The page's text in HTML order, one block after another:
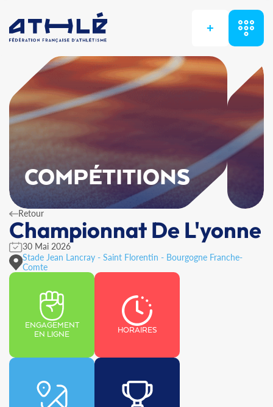
+
COMPÉTITIONS
Retour
Championnat De L'yonne
30 Mai 2026
Stade Jean Lancray - Saint Florentin - Bourgogne Franche-
Comte
ENGAGEMENT
EN LIGNE
HORAIRES